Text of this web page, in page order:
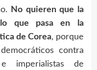
No quieren que la
lo que pasa en la
de Corea, porque
contra
imperialistas de